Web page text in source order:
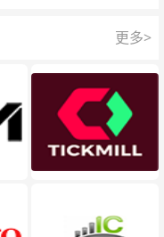
更多>